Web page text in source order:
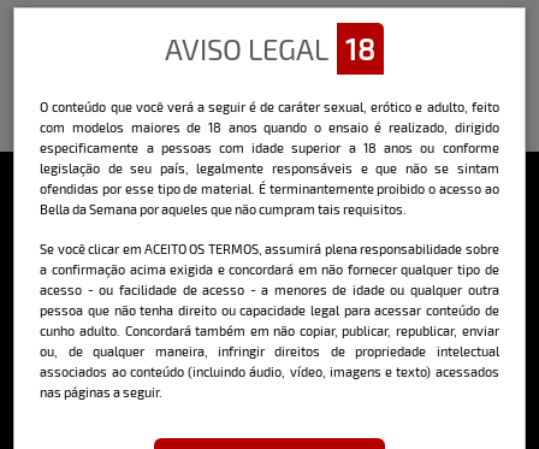
AVISO LEGAL 18
O conteúdo que você verá a seguir é de caráter sexual, erótico e adulto, feito
com modelos maiores de 18 anos quando o ensaio é realizado, dirigido
especificamente a pessoas com idade superior a 18 anos ou conforme
legislação de seu país, legalmente responsáveis e que não se sintam
ofendidas por esse tipo de material. É terminantemente proibido o acesso ao
Bella da Semana por aqueles que não cumpram tais requisitos.
Se você clicar em ACEITO OS TERMOS, assumirá plena responsabilidade sobre
a confirmação acima exigida e concordará em não fornecer qualquer tipo de
acesso - ou facilidade de acesso - a menores de idade ou qualquer outra
pessoa que não tenha direito ou capacidade legal para acessar conteúdo de
cunho adulto. Concordará também em não copiar, publicar, republicar, enviar
ou, de qualquer maneira, infringir direitos de propriedade intelectual
associados ao conteúdo (incluindo áudio, vídeo, imagens e texto) acessados
nas páginas a seguir.
O Bella da Semana é a maior e mais longeva revista masculina digital
do Brasil, com ensaios fotográficos e vídeos exclusivos de alta
qualidade, além de conteúdo editorial sobre saúde, esportes, moda,
comportamento, relacionamentos, tecnologia e erotismo.
Saiba mais